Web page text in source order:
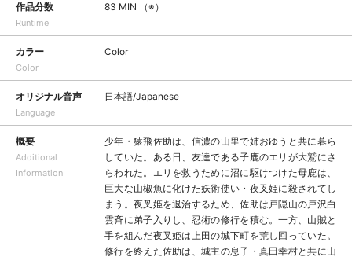
作品分数
Runtime
83 MIN （※）
カラー
Color
Color
オリジナル音声
Language
日本語/Japanese
概要
Additional
Information
少年・猿飛佐助は、信濃の山里で姉おゆうと共に暮ら
していた。ある日、友達である子鹿のエリが大鷲にさ
らわれた。エリを救うために沼に駆けつけた母鹿は、
巨大な山椒魚に化けた妖術使い・夜叉姫に殺されてし
まう。夜叉姫を退治するため、佐助は戸隠山の戸沢白
雲斉に弟子入りし、忍術の修行を積む。一方、山賊と
手を組んだ夜叉姫は上田の城下町を荒し回っていた。
修行を終えた佐助は、城主の息子・真田幸村と共に山